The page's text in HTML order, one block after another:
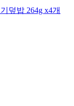
덮밥 264g x4개